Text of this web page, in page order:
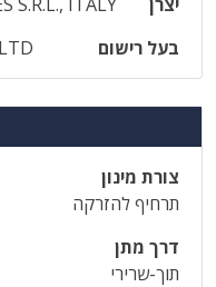
בעל רישום
צורת מינון
תרחיף להזרקה
דרך מתן
תוך-שרירי